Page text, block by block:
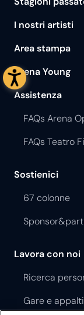
I nostri artisti
Area stampa
Arena Young
Assistenza
FAQs Arena
FAQs Teatro
Sostienici
67 colonne
Lavora con noi
Ricerca
Gare e appalti